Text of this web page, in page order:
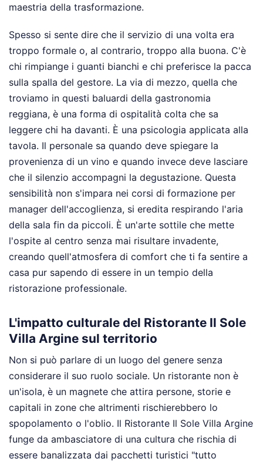
maestria della trasformazione.
Spesso si sente dire che il servizio di una volta era
troppo formale o, al contrario, troppo alla buona. C'è
chi rimpiange i guanti bianchi e chi preferisce la pacca
sulla spalla del gestore. La via di mezzo, quella che
troviamo in questi baluardi della gastronomia
reggiana, è una forma di ospitalità colta che sa
leggere chi ha davanti. È una psicologia applicata alla
tavola. Il personale sa quando deve spiegare la
provenienza di un vino e quando invece deve lasciare
che il silenzio accompagni la degustazione. Questa
sensibilità non s'impara nei corsi di formazione per
manager dell'accoglienza, si eredita respirando l'aria
della sala fin da piccoli. È un'arte sottile che mette
l'ospite al centro senza mai risultare invadente,
creando quell'atmosfera di comfort che ti fa sentire a
casa pur sapendo di essere in un tempio della
ristorazione professionale.
L'impatto culturale del Ristorante Il Sole
Villa Argine sul territorio
Non si può parlare di un luogo del genere senza
considerare il suo ruolo sociale. Un ristorante non è
un'isola, è un magnete che attira persone, storie e
capitali in zone che altrimenti rischierebbero lo
spopolamento o l'oblio. Il Ristorante Il Sole Villa Argine
funge da ambasciatore di una cultura che rischia di
essere banalizzata dai pacchetti turistici "tutto